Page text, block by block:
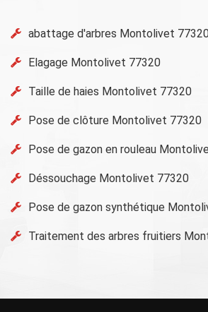
abattage d'arbres Montolivet
Elagage Montolivet 77320
Taille de haies Montolivet 77320
Pose de clôture Montolivet 77320
Pose de gazon en rouleau
Déssouchage Montolivet 77320
Pose de gazon synthétique
Traitement des arbres fruitiers